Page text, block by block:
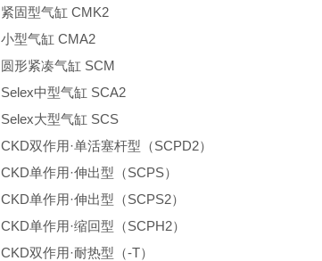
紧固型气缸 CMK2
小型气缸 CMA2
圆形紧凑气缸 SCM
Selex中型气缸 SCA2
Selex大型气缸 SCS
CKD双作用·单活塞杆型（SCPD2）
CKD单作用·伸出型（SCPS）
CKD单作用·伸出型（SCPS2）
CKD单作用·缩回型（SCPH2）
CKD双作用·耐热型（-T）